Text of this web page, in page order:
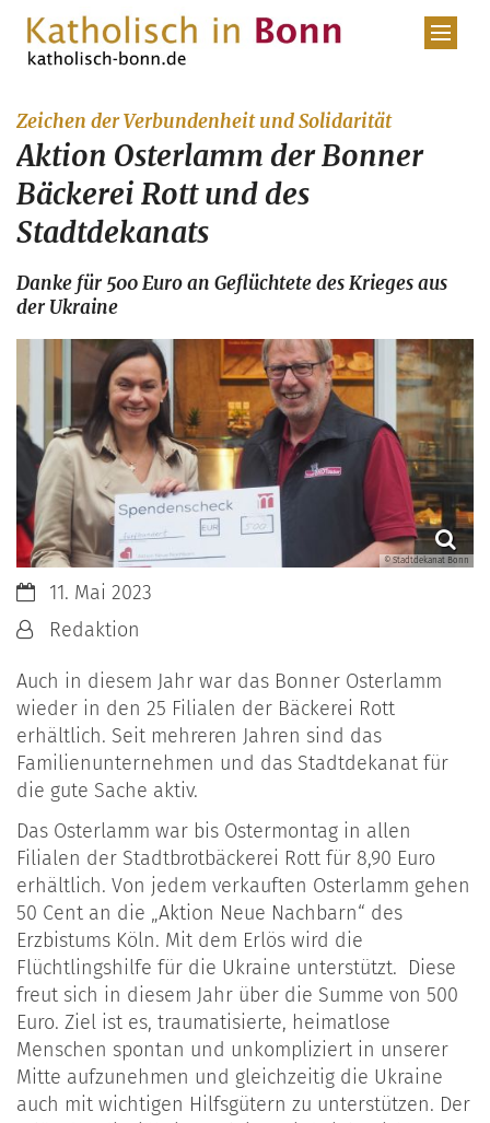
Zum Inhalt springen
Zeichen der Verbundenheit und Solidarität:
Aktion Osterlamm der Bonner
Bäckerei Rott und des
Stadtdekanats
Danke für 500 Euro an Geflüchtete des Krieges aus
der Ukraine
© Stadtdekanat Bonn
Datum:11. Mai 2023
Von:Redaktion
Auch in diesem Jahr war das Bonner Osterlamm
wieder in den 25 Filialen der Bäckerei Rott
erhältlich. Seit mehreren Jahren sind das
Familienunternehmen und das Stadtdekanat für
die gute Sache aktiv.
Das Osterlamm war bis Ostermontag in allen
Filialen der Stadtbrotbäckerei Rott für 8,90 Euro
erhältlich. Von jedem verkauften Osterlamm gehen
50 Cent an die „Aktion Neue Nachbarn“ des
Erzbistums Köln. Mit dem Erlös wird die
Flüchtlingshilfe für die Ukraine unterstützt. Diese
freut sich in diesem Jahr über die Summe von 500
Euro. Ziel ist es, traumatisierte, heimatlose
Menschen spontan und unkompliziert in unserer
Mitte aufzunehmen und gleichzeitig die Ukraine
auch mit wichtigen Hilfsgütern zu unterstützen. Der